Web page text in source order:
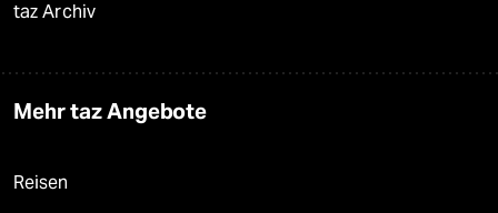
taz Archiv
Mehr taz Angebote
Reisen